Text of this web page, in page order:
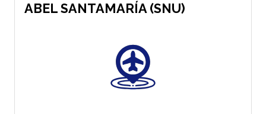
ABEL SANTAMARÍA (SNU)